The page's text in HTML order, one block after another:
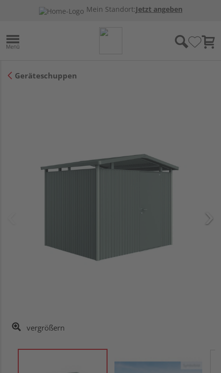
Mein Standort:Jetzt angeben
Geräteschuppen
vergrößern